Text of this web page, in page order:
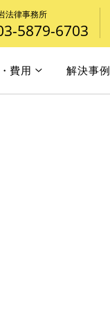
法律事務所
5879-6703
費用 解決事例